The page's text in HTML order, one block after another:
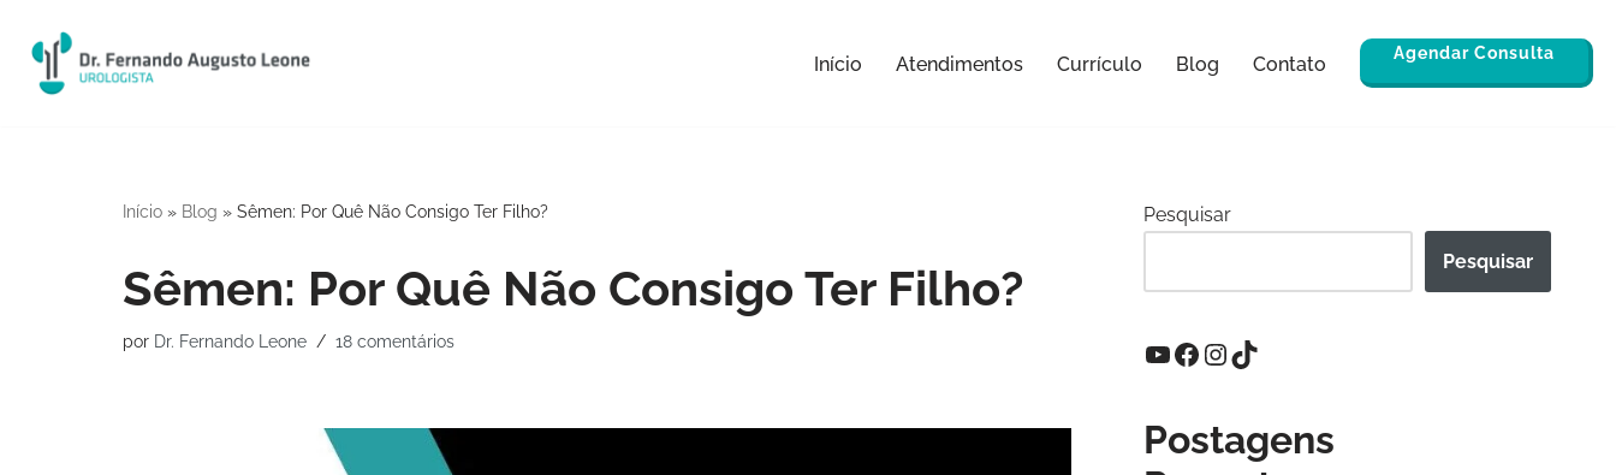
Pular
para
Início Atendimentos Currículo Blog Contato Agendar Consulta
Início » Blog » Sêmen: Por Quê Não Consigo Ter Filho?
Sêmen: Por Quê Não Consigo Ter Filho?
por Dr. Fernando Leone 18 comentários
Pesquisar
Pesquisar
Postagens